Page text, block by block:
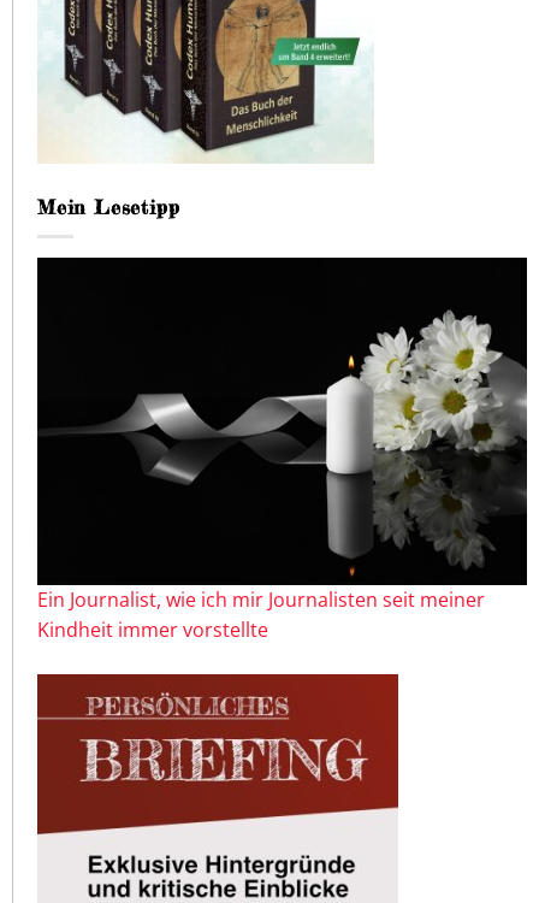
Mein Lesetipp
Ein Journalist, wie ich mir Journalisten seit meiner
Kindheit immer vorstellte